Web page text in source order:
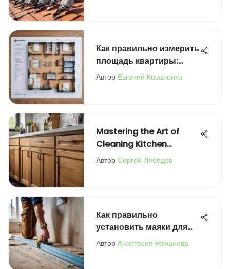
Как правильно измерить
площадь квартиры:
практическое
Автор Евгений Коваленко
Mastering the Art of
Cleaning Kitchen
Cabinets
Автор Сергей Лебедев
Как правильно
установить маяки для
штукатурки стен
Автор Анастасия Романова